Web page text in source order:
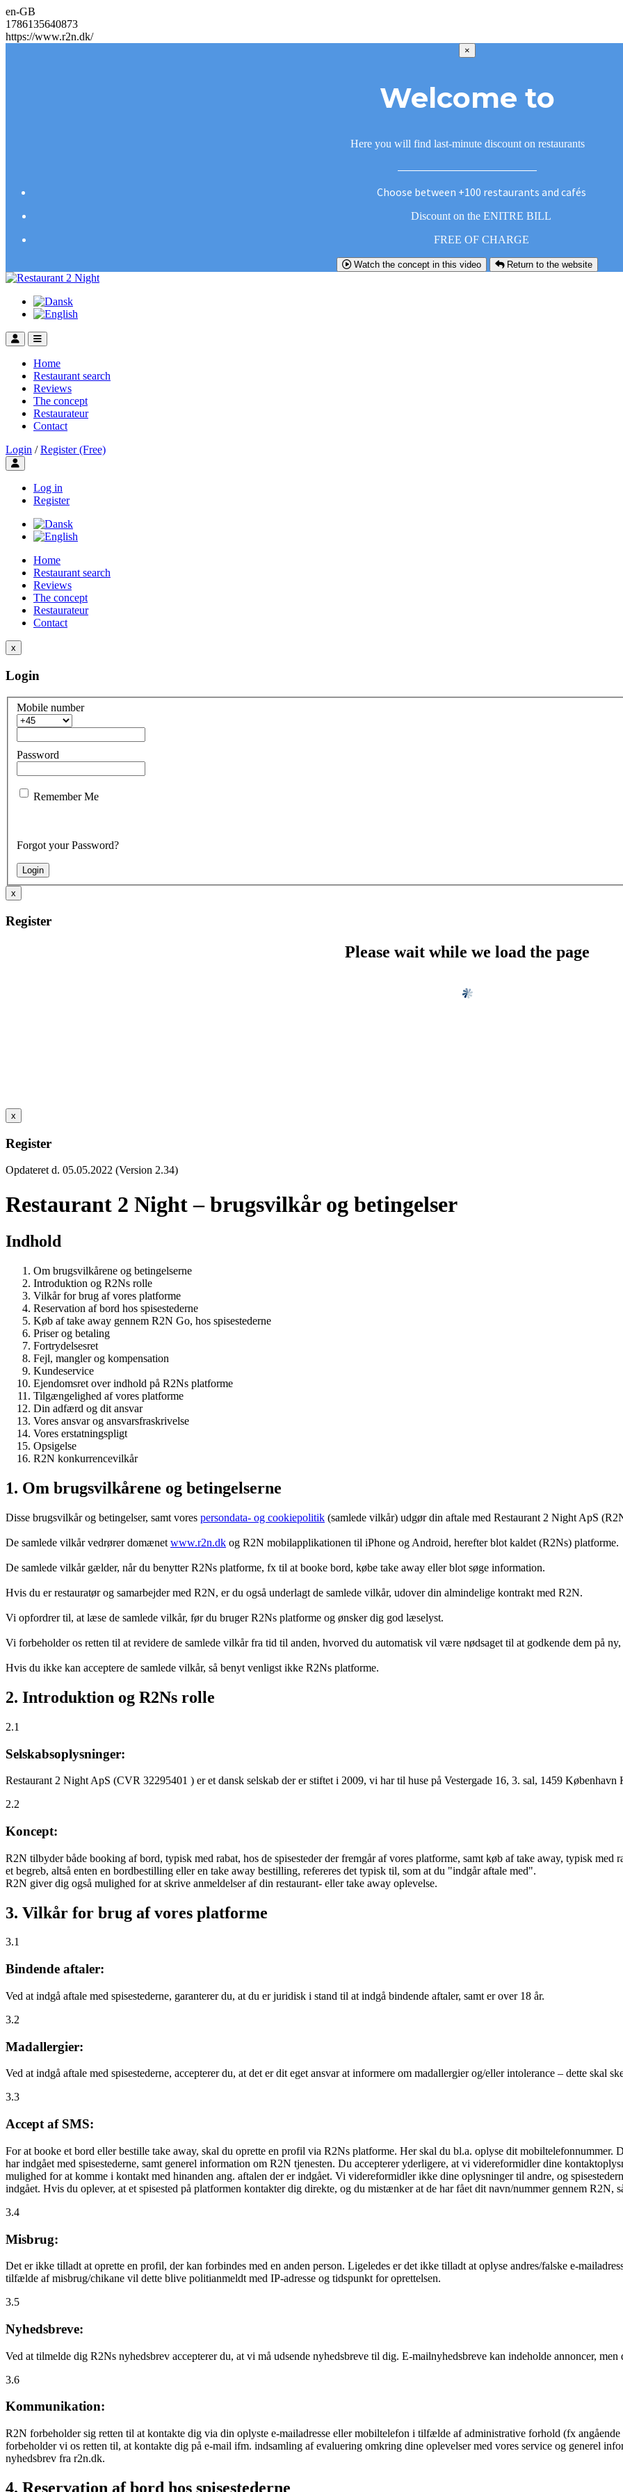
en-GB
1786135640873
https://www.r2n.dk/
×
Welcome to
Here you will find last-minute discount on restaurants
Choose between +100 restaurants and cafés
Discount on the ENITRE BILL
FREE OF CHARGE
Watch the concept in this video Return to the website
Home
Restaurant search
Reviews
The concept
Restaurateur
Contact
Login / Register (Free)
Toggle user menu
Log in
Register
Home
Restaurant search
Reviews
The concept
Restaurateur
Contact
x
Login
Mobile number
Password
Remember Me
Forgot your Password?
x
Register
Please wait while we load the page
x
Register
Opdateret d. 05.05.2022 (Version 2.34)
Restaurant 2 Night – brugsvilkår og betingelser
Indhold
Om brugsvilkårene og betingelserne
Introduktion og R2Ns rolle
Vilkår for brug af vores platforme
Reservation af bord hos spisestederne
Køb af take away gennem R2N Go, hos spisestederne
Priser og betaling
Fortrydelsesret
Fejl, mangler og kompensation
Kundeservice
Ejendomsret over indhold på R2Ns platforme
Tilgængelighed af vores platforme
Din adfærd og dit ansvar
Vores ansvar og ansvarsfraskrivelse
Vores erstatningspligt
Opsigelse
R2N konkurrencevilkår
1. Om brugsvilkårene og betingelserne
Disse brugsvilkår og betingelser, samt vores persondata- og cookiepolitik (samlede vilkår) udgør din aftale med Restaurant 2 Night ApS
De samlede vilkår vedrører domænet www.r2n.dk og R2N mobilapplikationen til iPhone og Android, herefter blot kaldet (R2Ns) platforme.
De samlede vilkår gælder, når du benytter R2Ns platforme, fx til at booke bord, købe take away eller blot søge information.
Hvis du er restauratør og samarbejder med R2N, er du også underlagt de samlede vilkår, udover din almindelige kontrakt med R2N.
Vi opfordrer til, at læse de samlede vilkår, før du bruger R2Ns platforme og ønsker dig god læselyst.
Vi forbeholder os retten til at revidere de samlede vilkår fra tid til anden, hvorved du automatisk vil være nødsaget til at godkende dem på
Hvis du ikke kan acceptere de samlede vilkår, så benyt venligst ikke R2Ns platforme.
2. Introduktion og R2Ns rolle
2.1
Selskabsoplysninger:
Restaurant 2 Night ApS (CVR 32295401 ) er et dansk selskab der er stiftet i 2009, vi har til huse på Vestergade 16, 3. sal, 1459 København
2.2
Koncept:
R2N tilbyder både booking af bord, typisk med rabat, hos de spisesteder der fremgår af vores platforme, samt køb af take away, typisk med
et begreb, altså enten en bordbestilling eller en take away bestilling, refereres det typisk til, som at du "indgår aftale med".
R2N giver dig også mulighed for at skrive anmeldelser af din restaurant- eller take away oplevelse.
3. Vilkår for brug af vores platforme
3.1
Bindende aftaler:
Ved at indgå aftale med spisestederne, garanterer du, at du er juridisk i stand til at indgå bindende aftaler, samt er over 18 år.
3.2
Madallergier:
Ved at indgå aftale med spisestederne, accepterer du, at det er dit eget ansvar at informere om madallergier og/eller intolerance – dette skal
3.3
Accept af SMS:
For at booke et bord eller bestille take away, skal du oprette en profil via R2Ns platforme. Her skal du bl.a. oplyse dit mobiltelefonnummer.
har indgået med spisestederne, samt generel information om R2N tjenesten. Du accepterer yderligere, at vi videreformidler dine
mulighed for at komme i kontakt med hinanden ang. aftalen der er indgået. Vi videreformidler ikke dine oplysninger til andre, og
indgået. Hvis du oplever, at et spisested på platformen kontakter dig direkte, og du mistænker at de har fået dit navn/nummer gennem R2N,
3.4
Misbrug:
Det er ikke tilladt at oprette en profil, der kan forbindes med en anden person. Ligeledes er det ikke tilladt at oplyse andres/falske e-
tilfælde af misbrug/chikane vil dette blive politianmeldt med IP-adresse og tidspunkt for oprettelsen.
3.5
Nyhedsbreve:
Ved at tilmelde dig R2Ns nyhedsbrev accepterer du, at vi må udsende nyhedsbreve til dig. E-mailnyhedsbreve kan indeholde annoncer,
3.6
Kommunikation:
R2N forbeholder sig retten til at kontakte dig via din oplyste e-mailadresse eller mobiltelefon i tilfælde af administrative forhold (fx
forbeholder vi os retten til, at kontakte dig på e-mail ifm. indsamling af evaluering omkring dine oplevelser med vores service og generel
nyhedsbrev fra r2n.dk.
4. Reservation af bord hos spisestederne